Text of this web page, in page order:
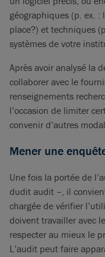
géographiques (p. ex.
place?) et techniques
systèmes de votre
Après avoir analysé la
collaborer avec le
renseignements
l’occasion de limiter
convenir d’autres
Mener une
Une fois la portée de
dudit audit –, il
chargée de vérifier
doivent travailler avec
respecter au mieux le
L’audit peut faire